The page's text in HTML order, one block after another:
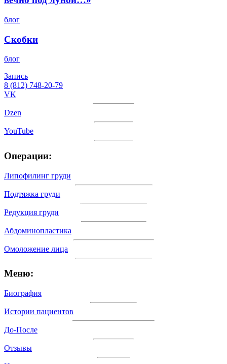
блог
Скобки
блог
Запись
8 (812) 748-20-79
VK
Dzen
YouTube
Операции:
Липофилинг груди
Подтяжка груди
Редукция груди
Абдоминопластика
Омоложение лица
Меню:
Биография
Истории пациентов
До-После
Отзывы